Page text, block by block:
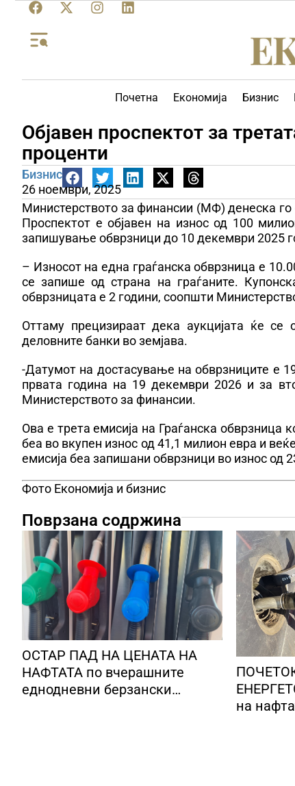
Почетна Економија Бизнис
Објавен проспектот за
проценти
Бизнис
26 ноември, 2025
Министерството за финансии (МФ) денеска
Проспектот е објавен на износ од 100
запишување обврзници до 10 декември 2025
– Износот на една граѓанска обврзница е
се запише од страна на граѓаните.
обврзницата е 2 години, соопшти
Оттаму прецизираат дека аукцијата ќе
деловните банки во земјава.
-Датумот на достасување на обврзниците е
првата година на 19 декември 2026 и за
Министерството за финансии.
Ова е трета емисија на Граѓанска обврзница
беа во вкупен износ од 41,1 милион евра и
емисија беа запишани обврзници во износ од
Фото Економија и бизнис
Поврзана содржина
ОСТАР ПАД НА ЦЕНАТА НА
НАФТАТА по вчерашните
еднодневни берзански
на